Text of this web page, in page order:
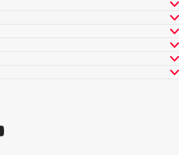
など、対象外となる店舗・お支払
利用特典及びPayPay株式会社
付キャンペーンの中で、付与され
額が最大となるものが適用されま